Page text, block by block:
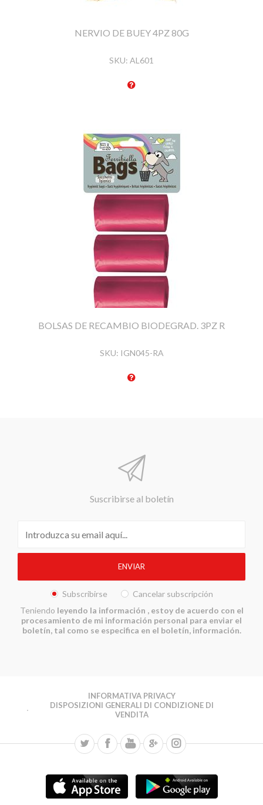
NERVIO DE BUEY 4PZ 80G
SKU: AL601
BOLSAS DE RECAMBIO BIODEGRAD. 3PZ R
SKU: IGN045-RA
Suscribirse al boletín
Subscribirse
Cancelar subscripción
Teniendo leyendo la información , estoy de acuerdo con el
procesamiento de mi información personal para enviar el
boletín, tal como se especifica en el boletín, información.
INFORMATIVA PRIVACY
DISPOSIZIONI GENERALI DI CONDIZIONE DI
VENDITA